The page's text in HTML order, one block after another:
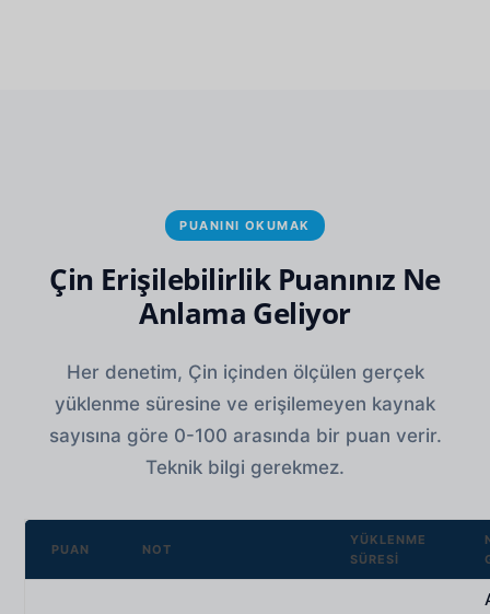
PUANINI OKUMAK
Çin Erişilebilirlik Puanınız Ne
Anlama Geliyor
Her denetim, Çin içinden ölçülen gerçek
yüklenme süresine ve erişilemeyen kaynak
sayısına göre 0-100 arasında bir puan verir.
Teknik bilgi gerekmez.
PUAN NOT
YÜKLENME
SÜRESI